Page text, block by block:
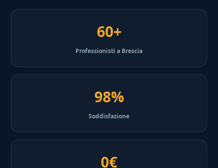
60+
Professionisti a Brescia
98%
Soddisfazione
0€